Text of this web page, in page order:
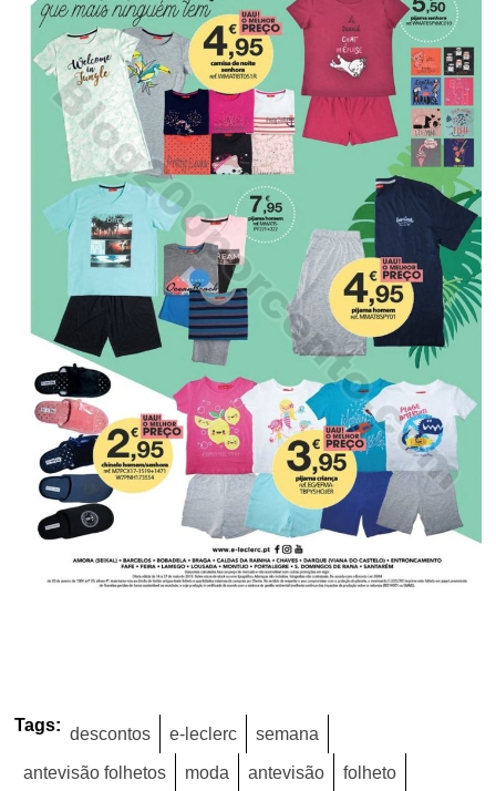
Tags: descontos e-leclerc semana
antevisão folhetos moda antevisão folheto